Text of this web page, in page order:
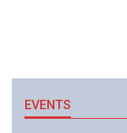
EVENTS